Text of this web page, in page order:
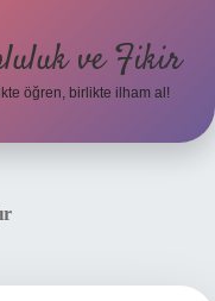
ve Fikir
öğren, birlikte ilham al!